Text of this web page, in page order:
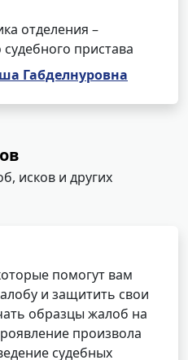
отделения –
пристава
Габделнуровна
исков и других
помогут вам
и защитить свои
образцы жалоб на
произвола
судебных